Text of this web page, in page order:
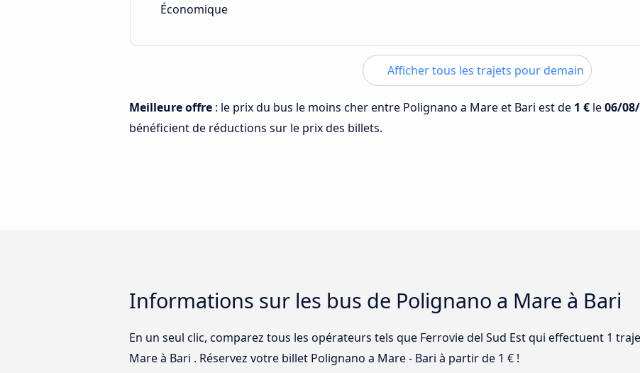
Économique
Afficher tous les trajets pour demain
Meilleure offre : le prix du bus le moins cher entre Polignano a Mare et Bari est de 1 € le06/
bénéficient de réductions sur le prix des billets.
Informations sur les bus de Polignano a Mare à Bari
En un seul clic, comparez tous les opérateurs tels que Ferrovie del Sud Est qui effectuent 1
Mare à Bari . Réservez votre billet Polignano a Mare - Bari à partir de 1 € !